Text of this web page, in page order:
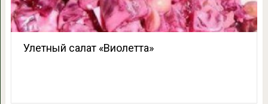
Улетный салат «Виолетта»